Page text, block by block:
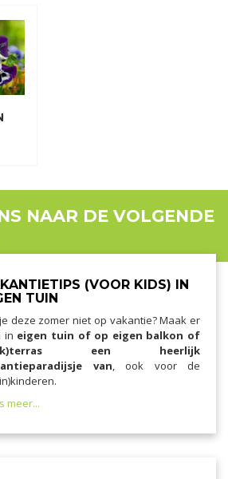
NAAR DE VOLGENDE
(VOOR KIDS) IN
TUIN
deze zomer niet op vakantie? Maak er
in eigen tuin of op eigen balkon of
een heerlijk
van, ook voor de
meer...